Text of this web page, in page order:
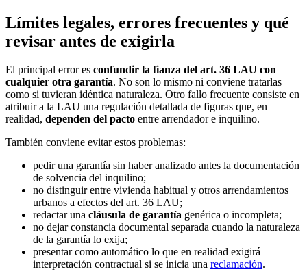
Límites legales, errores frecuentes y qué
revisar antes de exigirla
El principal error es confundir la fianza del art. 36 LAU con
cualquier otra garantía. No son lo mismo ni conviene tratarlas
como si tuvieran idéntica naturaleza. Otro fallo frecuente consiste en
atribuir a la LAU una regulación detallada de figuras que, en
realidad, dependen del pacto entre arrendador e inquilino.
También conviene evitar estos problemas:
pedir una garantía sin haber analizado antes la documentación
de solvencia del inquilino;
no distinguir entre vivienda habitual y otros arrendamientos
urbanos a efectos del art. 36 LAU;
redactar una cláusula de garantía genérica o incompleta;
no dejar constancia documental separada cuando la naturaleza
de la garantía lo exija;
presentar como automático lo que en realidad exigirá
interpretación contractual si se inicia una reclamación.